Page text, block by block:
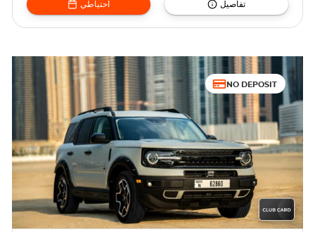
احتياطي تفاصيل
NO DEPOSIT